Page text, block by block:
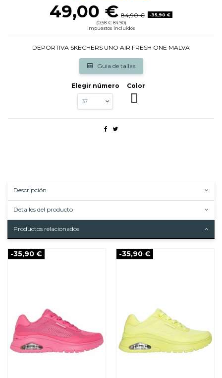
49,00 € 84,90 €
-35,90 €
(0,58 € 84.90)
Impuestos incluidos
DEPORTIVA SKECHERS UNO AIR FRESH ONE MALVA
Guia de tallas
Elegir número
Color
Descripción
Detalles del producto
Productos relacionados
-35,90 € -35,90 €